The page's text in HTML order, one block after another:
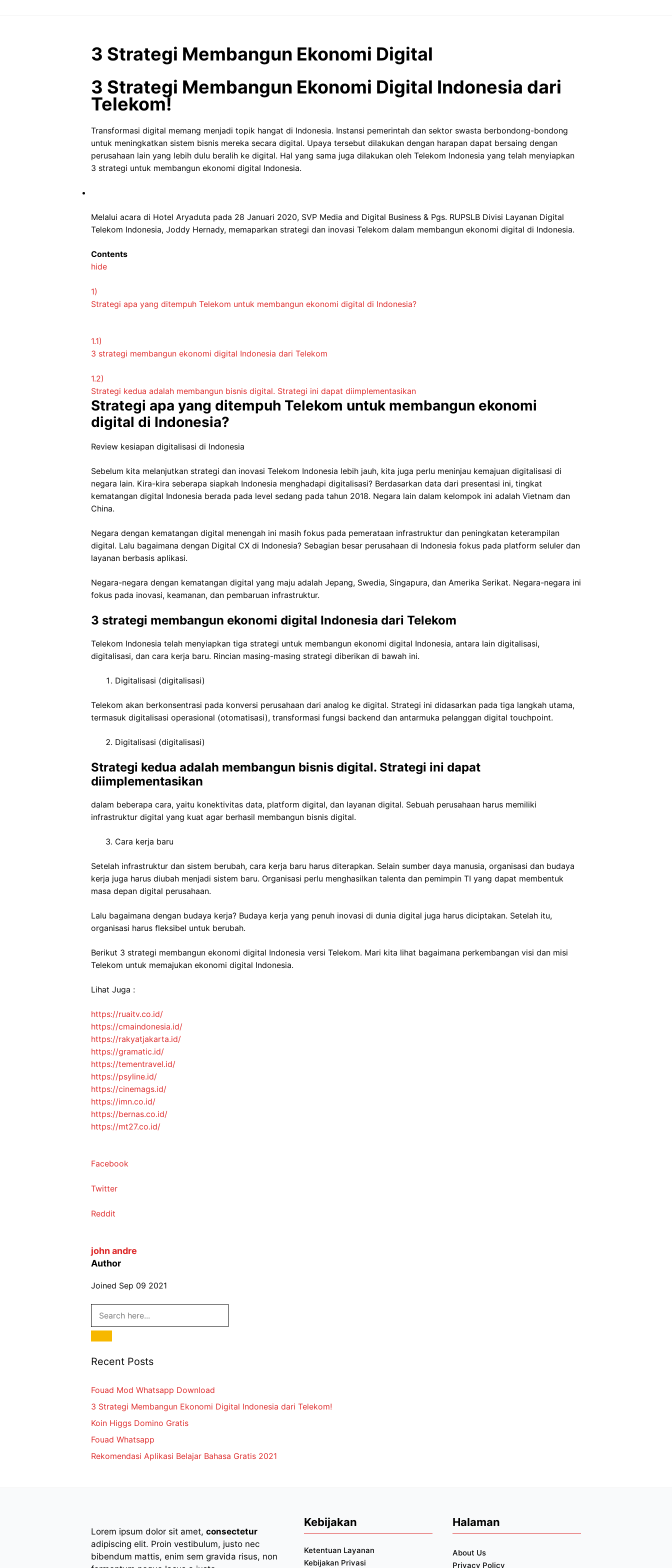
3 Strategi Membangun Ekonomi Digital
3 Strategi Membangun Ekonomi Digital Indonesia dari
Telekom!
Transformasi digital memang menjadi topik hangat di Indonesia. Instansi pemerintah dan sektor swasta berbondong-bondong
untuk meningkatkan sistem bisnis mereka secara digital. Upaya tersebut dilakukan dengan harapan dapat bersaing dengan
perusahaan lain yang lebih dulu beralih ke digital. Hal yang sama juga dilakukan oleh Telekom Indonesia yang telah menyiapkan
3 strategi untuk membangun ekonomi digital Indonesia.
Melalui acara di Hotel Aryaduta pada 28 Januari 2020, SVP Media and Digital Business & Pgs. RUPSLB Divisi Layanan Digital
Telekom Indonesia, Joddy Hernady, memaparkan strategi dan inovasi Telekom dalam membangun ekonomi digital di Indonesia.
Contents
hide
1)
Strategi apa yang ditempuh Telekom untuk membangun ekonomi digital di Indonesia?
1.1)
3 strategi membangun ekonomi digital Indonesia dari Telekom
1.2)
Strategi kedua adalah membangun bisnis digital. Strategi ini dapat diimplementasikan
Strategi apa yang ditempuh Telekom untuk membangun ekonomi
digital di Indonesia?
Review kesiapan digitalisasi di Indonesia
Sebelum kita melanjutkan strategi dan inovasi Telekom Indonesia lebih jauh, kita juga perlu meninjau kemajuan digitalisasi di
negara lain. Kira-kira seberapa siapkah Indonesia menghadapi digitalisasi? Berdasarkan data dari presentasi ini, tingkat
kematangan digital Indonesia berada pada level sedang pada tahun 2018. Negara lain dalam kelompok ini adalah Vietnam dan
China.
Negara dengan kematangan digital menengah ini masih fokus pada pemerataan infrastruktur dan peningkatan keterampilan
digital. Lalu bagaimana dengan Digital CX di Indonesia? Sebagian besar perusahaan di Indonesia fokus pada platform seluler dan
layanan berbasis aplikasi.
Negara-negara dengan kematangan digital yang maju adalah Jepang, Swedia, Singapura, dan Amerika Serikat. Negara-negara ini
fokus pada inovasi, keamanan, dan pembaruan infrastruktur.
3 strategi membangun ekonomi digital Indonesia dari Telekom
Telekom Indonesia telah menyiapkan tiga strategi untuk membangun ekonomi digital Indonesia, antara lain digitalisasi,
digitalisasi, dan cara kerja baru. Rincian masing-masing strategi diberikan di bawah ini.
Digitalisasi (digitalisasi)
Telekom akan berkonsentrasi pada konversi perusahaan dari analog ke digital. Strategi ini didasarkan pada tiga langkah utama,
termasuk digitalisasi operasional (otomatisasi), transformasi fungsi backend dan antarmuka pelanggan digital touchpoint.
Digitalisasi (digitalisasi)
Strategi kedua adalah membangun bisnis digital. Strategi ini dapat
diimplementasikan
dalam beberapa cara, yaitu konektivitas data, platform digital, dan layanan digital. Sebuah perusahaan harus memiliki
infrastruktur digital yang kuat agar berhasil membangun bisnis digital.
Cara kerja baru
Setelah infrastruktur dan sistem berubah, cara kerja baru harus diterapkan. Selain sumber daya manusia, organisasi dan budaya
kerja juga harus diubah menjadi sistem baru. Organisasi perlu menghasilkan talenta dan pemimpin TI yang dapat membentuk
masa depan digital perusahaan.
Lalu bagaimana dengan budaya kerja? Budaya kerja yang penuh inovasi di dunia digital juga harus diciptakan. Setelah itu,
organisasi harus fleksibel untuk berubah.
Berikut 3 strategi membangun ekonomi digital Indonesia versi Telekom. Mari kita lihat bagaimana perkembangan visi dan misi
Telekom untuk memajukan ekonomi digital Indonesia.
Lihat Juga :
https://ruaitv.co.id/
https://cmaindonesia.id/
https://rakyatjakarta.id/
https://gramatic.id/
https://tementravel.id/
https://psyline.id/
https://cinemags.id/
https://imn.co.id/
https://bernas.co.id/
https://mt27.co.id/
Facebook
Twitter
Reddit
john andre
Author
Joined Sep 09 2021
Recent Posts
Fouad Mod Whatsapp Download
3 Strategi Membangun Ekonomi Digital Indonesia dari Telekom!
Koin Higgs Domino Gratis
Fouad Whatsapp
Rekomendasi Aplikasi Belajar Bahasa Gratis 2021
Lorem ipsum dolor sit amet, consectetur
adipiscing elit. Proin vestibulum, justo nec
bibendum mattis, enim sem gravida risus, non
Kebijakan
Ketentuan Layanan
Kebijakan Privasi
Halaman
About Us
Privacy Policy